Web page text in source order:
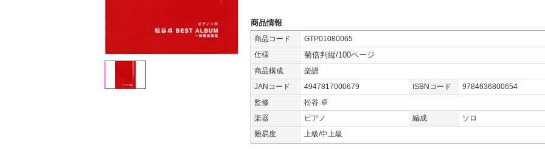
商品情報
商品コード
GTP01080065
仕様
菊倍判縦/100ページ
商品構成
楽譜
JANコード
4947817000679 ISBNコード
9784636800654
監修
松谷 卓
楽器
ピアノ 編成
ソロ
難易度
上級/中上級